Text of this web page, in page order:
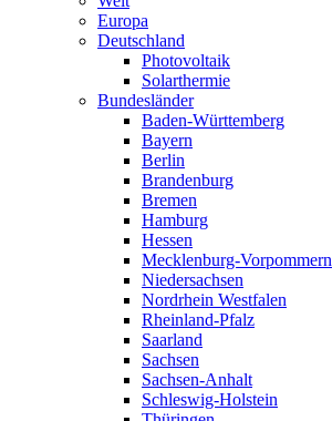
Europa
Deutschland
Photovoltaik
Solarthermie
Bundesländer
Baden-Württemberg
Bayern
Berlin
Brandenburg
Bremen
Hamburg
Hessen
Mecklenburg-Vorpommern
Niedersachsen
Nordrhein Westfalen
Rheinland-Pfalz
Saarland
Sachsen
Sachsen-Anhalt
Schleswig-Holstein